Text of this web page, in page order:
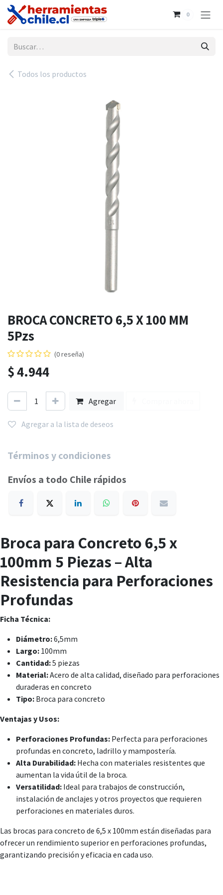
Ir al contenido
0
Todos los productos
BROCA CONCRETO 6,5 X 100 MM
5Pzs
(0 reseña)
$4.944
Agregar
Agregar a la lista de deseos
Términos y condiciones
Envíos a todo Chile rápidos
Broca para Concreto 6,5 x
100mm 5 Piezas – Alta
Resistencia para Perforaciones
Profundas
Ficha Técnica:
Diámetro:6,5mm
Largo: 100mm
Cantidad:5 piezas
Material:Acero de alta calidad, diseñado para perforaciones
duraderas en concreto
Tipo: Broca para concreto
Ventajas y Usos:
Perforaciones Profundas: Perfecta para perforaciones
profundas en concreto, ladrillo y mampostería.
Alta Durabilidad: Hecha con materiales resistentes que
aumentan la vida útil de la broca.
Versatilidad: Ideal para trabajos de construcción,
instalación de anclajes y otros proyectos que requieren
perforaciones en materiales duros.
Las brocas para concreto de 6,5 x 100mm están diseñadas para
ofrecer un rendimiento superior en perforaciones profundas,
garantizando precisión y eficacia en cada uso.